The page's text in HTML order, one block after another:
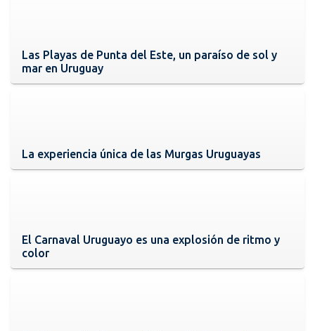
Las Playas de Punta del Este, un paraíso de sol y
mar en Uruguay
La experiencia única de las Murgas Uruguayas
El Carnaval Uruguayo es una explosión de ritmo y
color